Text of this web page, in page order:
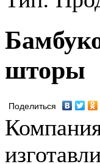
шторы
Поделиться